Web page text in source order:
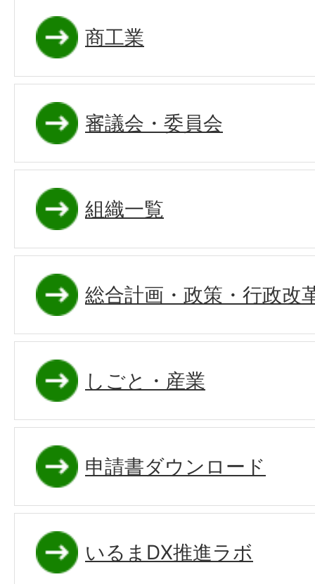
商工業
審議会・委員会
組織一覧
総合計画・政策・行政改
しごと・産業
申請書ダウンロード
いるまDX推進ラボ